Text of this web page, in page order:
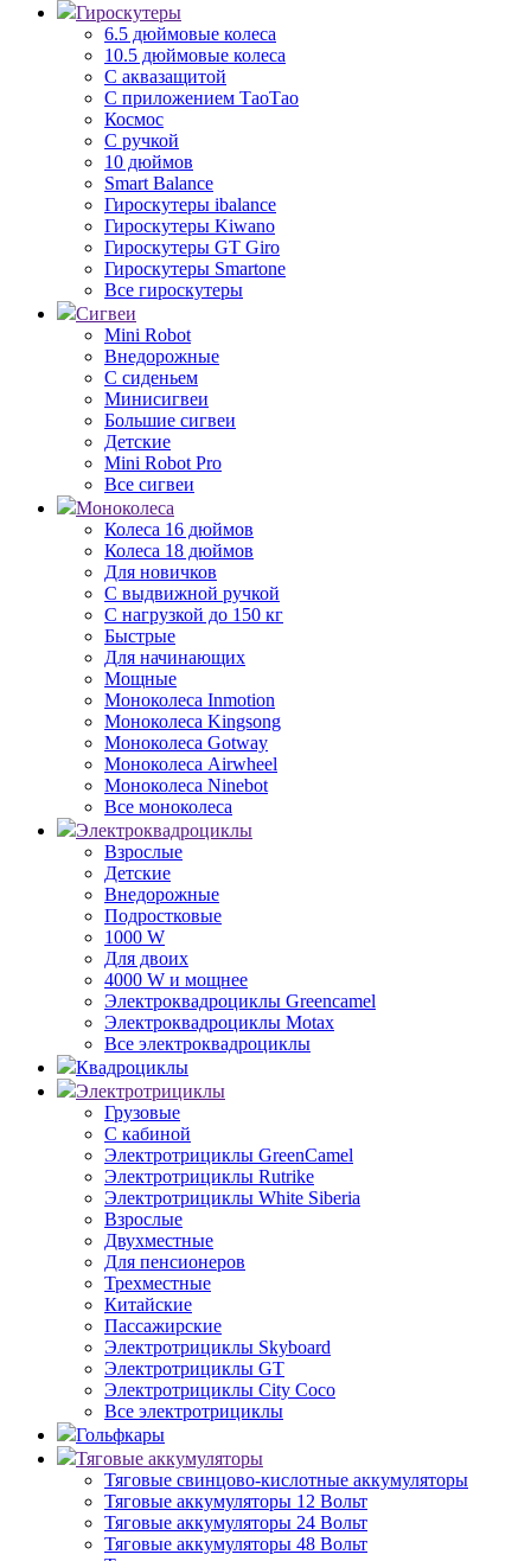
Гироскутеры
6.5 дюймовые колеса
10.5 дюймовые колеса
С аквазащитой
С приложением ТаоТао
Космос
С ручкой
10 дюймов
Smart Balance
Гироскутеры ibalance
Гироскутеры Kiwano
Гироскутеры GT Giro
Гироскутеры Smartone
Все гироскутеры
Сигвеи
Mini Robot
Внедорожные
С сиденьем
Минисигвеи
Большие сигвеи
Детские
Mini Robot Pro
Все сигвеи
Моноколеса
Колеса 16 дюймов
Колеса 18 дюймов
Для новичков
С выдвижной ручкой
С нагрузкой до 150 кг
Быстрые
Для начинающих
Мощные
Моноколеса Inmotion
Моноколеса Kingsong
Моноколеса Gotway
Моноколеса Airwheel
Моноколеса Ninebot
Все моноколеса
Электроквадроциклы
Взрослые
Детские
Внедорожные
Подростковые
1000 W
Для двоих
4000 W и мощнее
Электроквадроциклы Greencamel
Электроквадроциклы Motax
Все электроквадроциклы
Квадроциклы
Электротрициклы
Грузовые
С кабиной
Электротрициклы GreenCamel
Электротрициклы Rutrike
Электротрициклы White Siberia
Взрослые
Двухместные
Для пенсионеров
Трехместные
Китайские
Пассажирские
Электротрициклы Skyboard
Электротрициклы GT
Электротрициклы City Coco
Все электротрициклы
Гольфкары
Тяговые аккумуляторы
Тяговые свинцово-кислотные аккумуляторы
Тяговые аккумуляторы 12 Вольт
Тяговые аккумуляторы 24 Вольт
Тяговые аккумуляторы 48 Вольт